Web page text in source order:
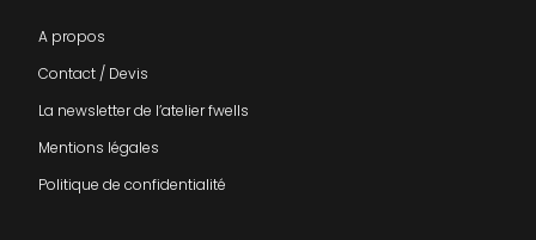
A propos
Contact / Devis
La newsletter de l’atelier fwells
Mentions légales
Politique de confidentialité